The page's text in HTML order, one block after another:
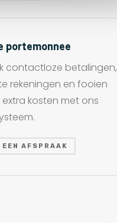
portemonnee
contactloze betalingen,
rekeningen en fooien
kosten met ons
EEN AFSPRAAK